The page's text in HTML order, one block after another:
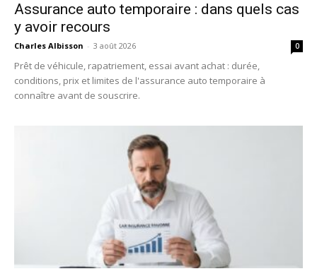
Assurance auto temporaire : dans quels cas
y avoir recours
Charles Albisson - 3 août 2026 0
Prêt de véhicule, rapatriement, essai avant achat : durée,
conditions, prix et limites de l'assurance auto temporaire à
connaître avant de souscrire.